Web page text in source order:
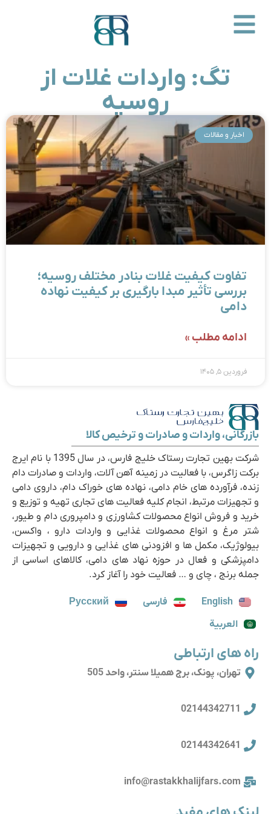
تگ: واردات غلات از
روسیه
اخبار و مقالات
تفاوت کیفیت غلات بنادر مختلف روسیه؛
بررسی تأثیر مبدا بارگیری بر کیفیت نهاده
دامی
ادامه مطلب »
فروردین ۵, ۱۴۰۵
بازرگانی، واردات و صادرات و ترخیص کالا
شرکت بهین تجارت رستاک خلیج فارس، در سال 1395 با نام ایرج
برکت زاگرس، با فعالیت در زمینه آهن آلات، واردات و صادرات دام
زنده، فرآورده های خام دامی، نهاده های خوراک دام، داروی دامی
و تجهیزات مرتبط، انجام کلیه فعالیت های تجاری تهیه و توزیع و
خرید و فروش انواع محصولات کشاورزی و دامپروری دام و طیور،
شتر مرغ و انواع محصولات غذایی و واردات دارو ، واکسن،
بیولوژیک، مکمل ها و افزودنی های غذایی و دارویی و تجهیزات
دامپزشکی و فعال در حوزه نهاد های دامی، کالاهای اساسی از
جمله برنج ، چای و … فعالیت خود را آغاز کرد.
English فارسی
Русский
العربية
راه های ارتباطی
تهران، پونک، برج همیلا سنتر، واحد 505
02144342711
02144342641
info@rastakkhalijfars.com